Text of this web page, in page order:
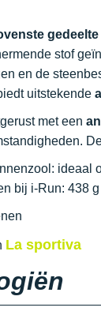
stof
en de
uitstekende
met een
ideaal
bij i-Run: 438
La sportiva